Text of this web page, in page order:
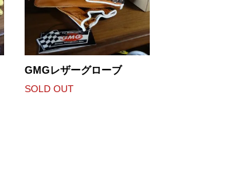
GMGレザーグローブ
SOLD OUT